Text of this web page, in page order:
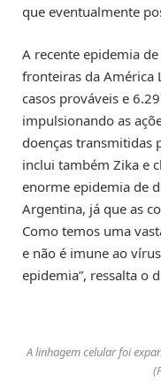
que eventualmente
A recente epidemia
fronteiras da América
casos prováveis e
impulsionando as
doenças transmitidas
inclui também Zika e
enorme epidemia de
Argentina, já que as
Como temos uma
e não é imune ao
epidemia”, ressalta o
A linhagem celular foi